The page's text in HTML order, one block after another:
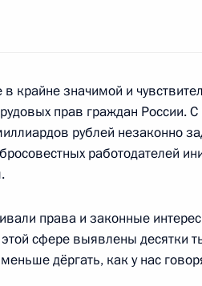
крайне значимой и
прав граждан России.
рублей незаконно
работодателей
права и законные
сфере выявлены десятки
дёргать, как у нас